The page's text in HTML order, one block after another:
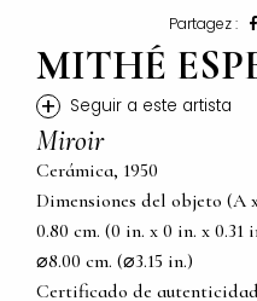
Partagez :
MITHÉ
+ Seguir a este artista
Miroir
Cerámica, 1950
Dimensiones del objeto (A
0.80 cm. (0 in. x 0 in. x 0.31
⌀8.00 cm. (⌀3.15 in.)
Certificado de autenticidad